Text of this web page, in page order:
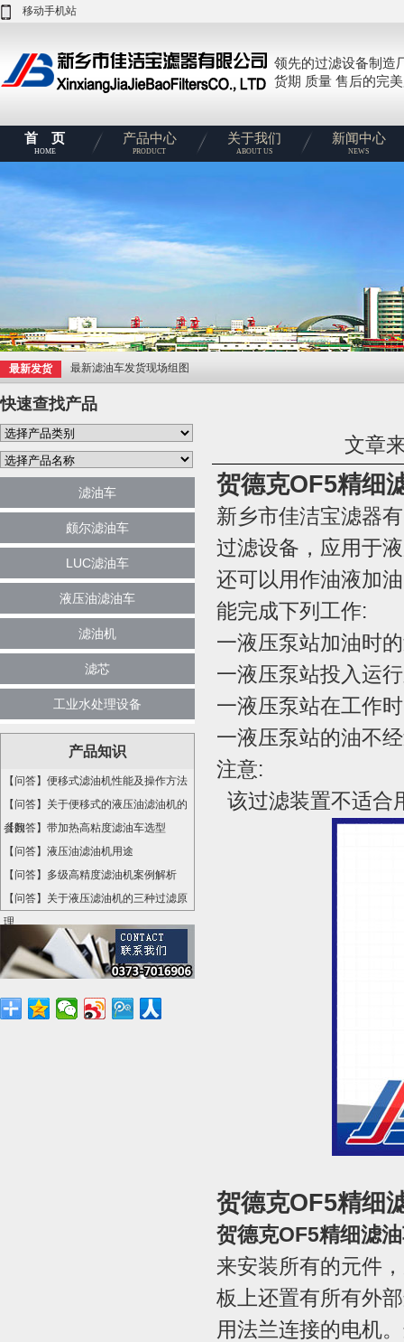
移动手机站
领先的过滤设备制造
货期 质量 售后的完
首 页
HOME
产品中心
PRODUCT
关于我们
ABOUT US
新闻中心
NEWS
最新发货 最新滤油车发货现场组图
快速查找产品
滤油车
颇尔滤油车
LUC滤油车
液压油滤油车
滤油机
滤芯
工业水处理设备
产品知识
【问答】便移式滤油机性能及操作方法
【问答】关于便移式的液压油滤油机的
参数
【问答】带加热高粘度滤油车选型
【问答】液压油滤油机用途
【问答】多级高精度滤油机案例解析
【问答】关于液压滤油机的三种过滤原
理
文章
贺德克OF5精细
新乡市佳洁宝滤器
过滤设备，应用于
还可以用作油液加
能完成下列工作:
一液压泵站加油时
一液压泵站投入运
一液压泵站在工作
一液压泵站的油不
注意:
该过滤装置不适合
贺德克OF5精细
贺德克OF5精细滤
来安装所有的元件
板上还置有所有外
用法兰连接的电机